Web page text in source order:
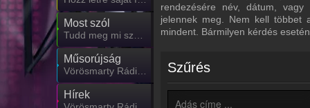
Most szól
Műsorújság
Hírek
rendezésére név, dátum,
jelennek meg. Nem kell többet
mindent. Bármilyen kérdés
Szűrés